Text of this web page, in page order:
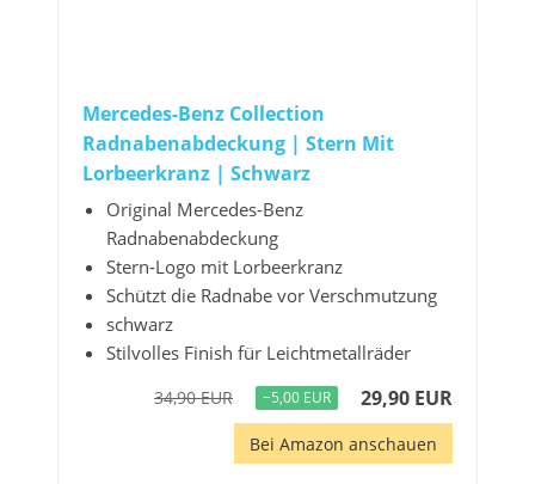
Mercedes-Benz Collection
Radnabenabdeckung | Stern Mit
Lorbeerkranz | Schwarz
Original Mercedes-Benz
Radnabenabdeckung
Stern-Logo mit Lorbeerkranz
Schützt die Radnabe vor Verschmutzung
schwarz
Stilvolles Finish für Leichtmetallräder
34,90 EUR −5,00 EUR 29,90 EUR
Bei Amazon anschauen